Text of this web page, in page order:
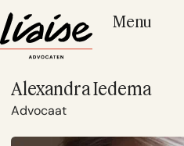
Menu
Alexandra Iedema
Advocaat